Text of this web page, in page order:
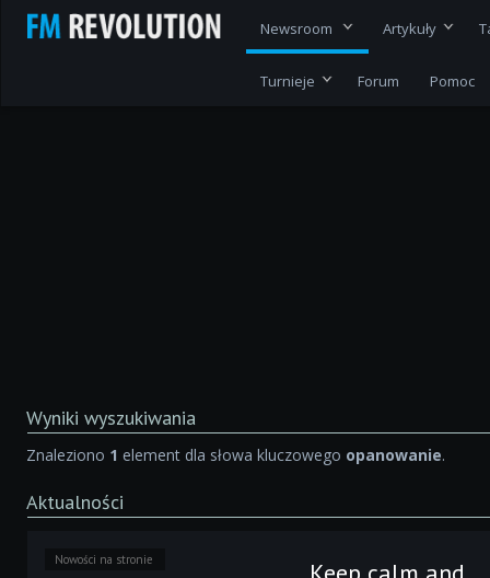
Newsroom Artykuły
Turnieje Forum Pomoc
Wyniki wyszukiwania
Znaleziono 1 element dla słowa kluczowego opanowanie.
Aktualności
Nowości na stronie